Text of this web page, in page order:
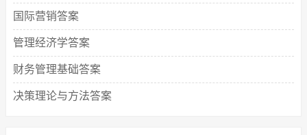
国际营销答案
管理经济学答案
财务管理基础答案
决策理论与方法答案